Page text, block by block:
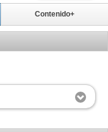
Contenido+